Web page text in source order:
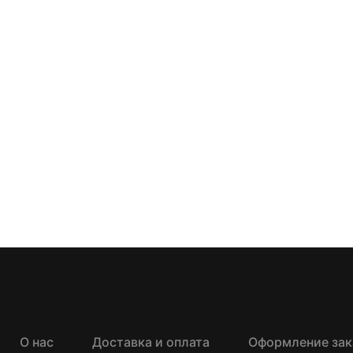
О нас Доставка и оплата Оформление